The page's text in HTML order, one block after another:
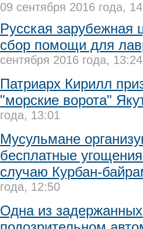
09 сентября 2016 года,
Русская зарубежная
сбор помощи для
сентября 2016 года, 13:24
Патриарх Кирилл
"морские ворота"
года, 13:01
Мусульмане
бесплатные
случаю Курбан-
года, 12:50
Одна из